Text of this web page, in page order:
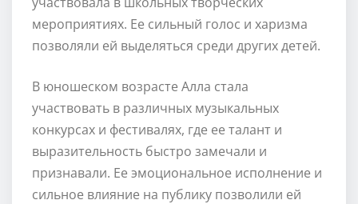
мероприятиях. Ее сильный голос и харизма
позволяли ей выделяться среди других детей.
В юношеском возрасте Алла стала
участвовать в различных музыкальных
конкурсах и фестивалях, где ее талант и
выразительность быстро замечали и
признавали. Ее эмоциональное исполнение и
сильное влияние на публику позволили ей